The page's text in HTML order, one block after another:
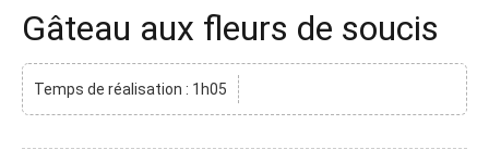
Gâteau aux fleurs de soucis
Temps de réalisation : 1h05